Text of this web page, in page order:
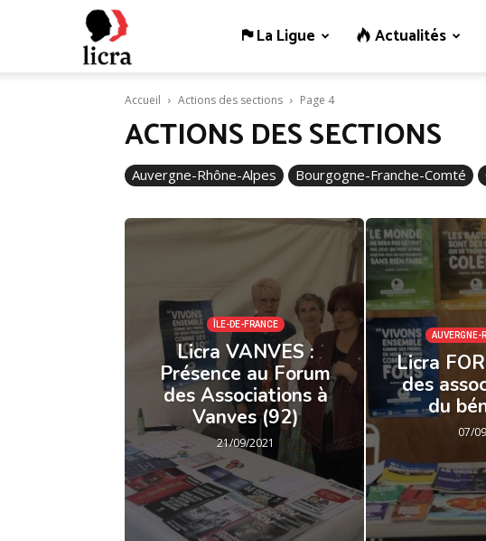
–
Antiraciste
1927
La Ligue Actualités
Accueil Actions des sections Page 4
ACTIONS DES SECTIONS
Auvergne-Rhône-Alpes Bourgogne-Franche-Comté
ÎLE-DE-FRANCE
Licra VANVES :
Présence au Forum
des Associations à
Vanves (92)
21/09/2021
AUVERGNE-
Licra
des
du
07/